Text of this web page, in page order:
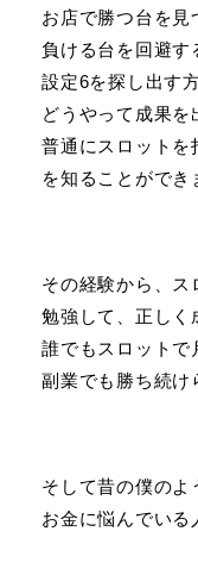
お店で勝つ台を見
負ける台を回避す
設定6を探し出す方
どうやって成果を
普通にスロットを
を知ることができ
その経験から、ス
勉強して、正しく
誰でもスロットで
副業でも勝ち続け
そして昔の僕のよ
お金に悩んでい